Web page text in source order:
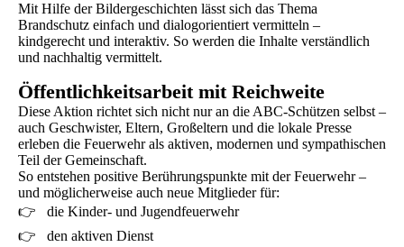
Mit Hilfe der Bildergeschichten lässt sich das Thema
Brandschutz einfach und dialogorientiert vermitteln –
kindgerecht und interaktiv. So werden die Inhalte verständlich
und nachhaltig vermittelt.
Öffentlichkeitsarbeit mit Reichweite
Diese Aktion richtet sich nicht nur an die ABC-Schützen selbst –
auch Geschwister, Eltern, Großeltern und die lokale Presse
erleben die Feuerwehr als aktiven, modernen und sympathischen
Teil der Gemeinschaft.
So entstehen positive Berührungspunkte mit der Feuerwehr –
und möglicherweise auch neue Mitglieder für:
👉 die Kinder- und Jugendfeuerwehr
👉 den aktiven Dienst